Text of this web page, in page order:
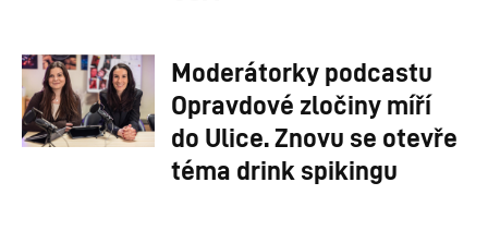
Moderátorky podcastu
Opravdové zločiny míří
do Ulice. Znovu se otevře
téma drink spikingu